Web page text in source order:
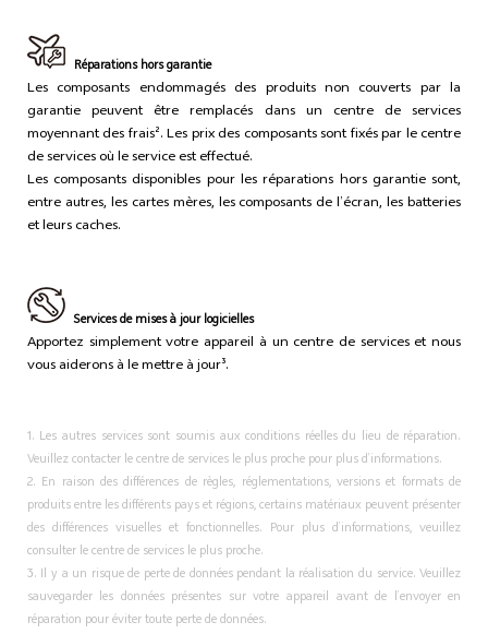
Réparations hors garantie
Les composants endommagés des produits non couverts par la
garantie peuvent être remplacés dans un centre de services
moyennant des frais². Les prix des composants sont fixés par le centre
de services où le service est effectué.
Les composants disponibles pour les réparations hors garantie sont,
entre autres, les cartes mères, les composants de l’écran, les batteries
et leurs caches.
Services de mises à jour logicielles
Apportez simplement votre appareil à un centre de services et nous
vous aiderons à le mettre à jour³.
1. Les autres services sont soumis aux conditions réelles du lieu de réparation.
Veuillez contacter le centre de services le plus proche pour plus d’informations.
2. En raison des différences de règles, réglementations, versions et formats de
produits entre les différents pays et régions, certains matériaux peuvent présenter
des différences visuelles et fonctionnelles. Pour plus d’informations, veuillez
consulter le centre de services le plus proche.
3. Il y a un risque de perte de données pendant la réalisation du service. Veuillez
sauvegarder les données présentes sur votre appareil avant de l’envoyer en
réparation pour éviter toute perte de données.